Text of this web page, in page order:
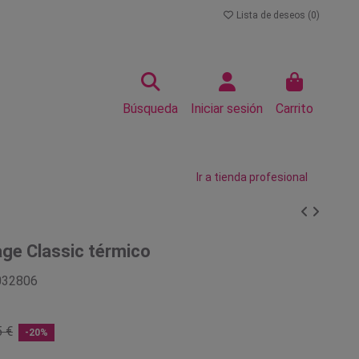
Lista de deseos (0)
Búsqueda Iniciar sesión Carrito
Ir a tienda profesional
Classic térmico
€ -20%